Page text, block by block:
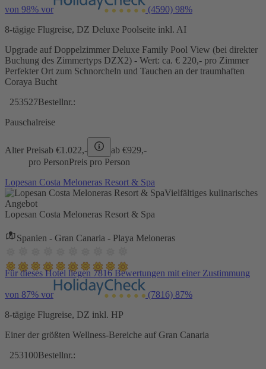
von 98% vor (4590) 98%
8-tägige Flugreise, DZ Deluxe Poolseite inkl. AI
Upgrade auf Doppelzimmer Deluxe Family Pool View (bei direkter
Buchung des Zimmertyps DZX2) - Wert: ca. € 220,- pro Zimmer
Perfekter Ort zum Schnorcheln und Tauchen an der traumhaften
Coraya Bucht
253527Bestellnr.:
Pauschalreise
Alter Preisab €1.022,- ab €929,-
pro PersonPreis pro Person
Lopesan Costa Meloneras Resort & Spa
Vielfältiges kulinarisches
Angebot
Lopesan Costa Meloneras Resort & Spa
Spanien - Gran Canaria - Playa Meloneras
Für dieses Hotel liegen 7816 Bewertungen mit einer Zustimmung
von 87% vor (7816) 87%
8-tägige Flugreise, DZ inkl. HP
Einer der größten Wellness-Bereiche auf Gran Canaria
253100Bestellnr.: